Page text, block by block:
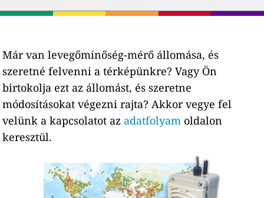
Már van levegőminőség-mérő állomása, és
szeretné felvenni a térképünkre? Vagy Ön
birtokolja ezt az állomást, és szeretne
módosításokat végezni rajta? Akkor vegye fel
velünk a kapcsolatot az adatfolyam oldalon
keresztül.